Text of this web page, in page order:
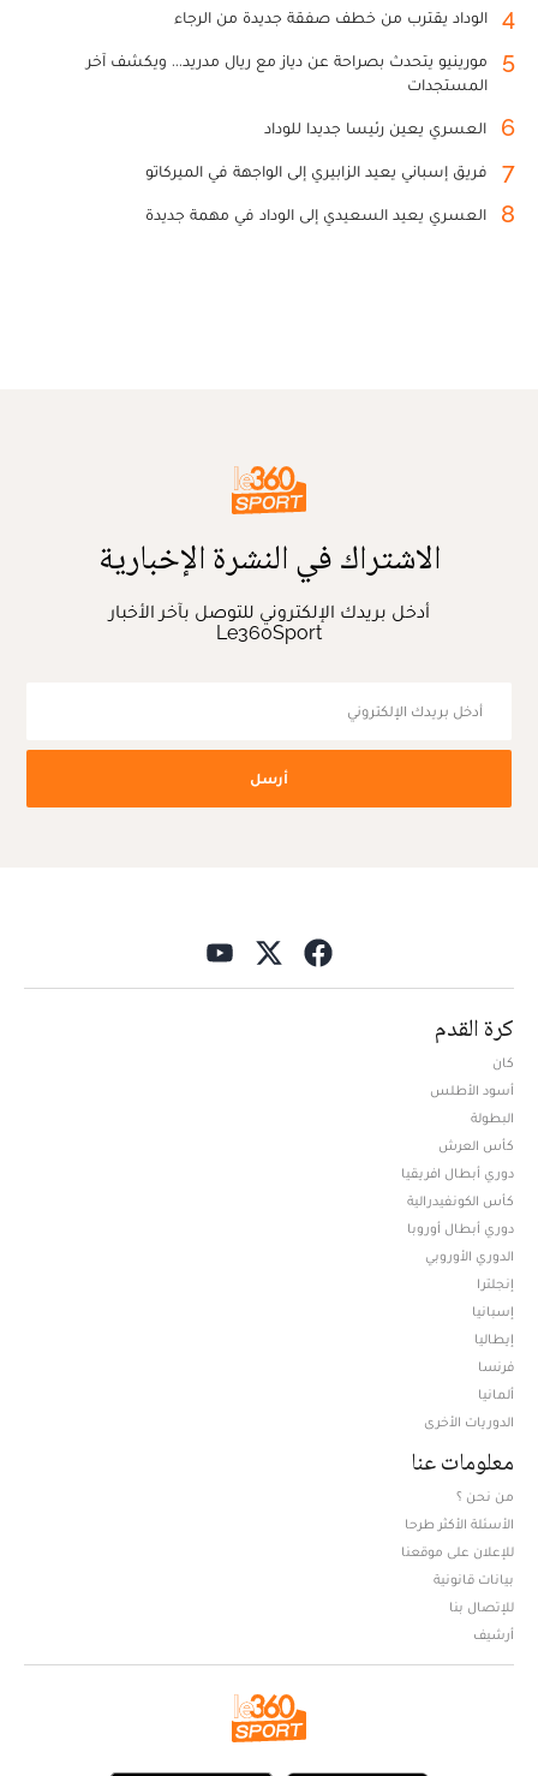
4 الوداد يقترب من خطف صفقة جديدة من الرجاء
5
مورينيو يتحدث بصراحة عن دياز مع ريال مدريد... ويكشف آخر
المستجدات
6 العسري يعين رئيسا جديدا للوداد
7 فريق إسباني يعيد الزابيري إلى الواجهة في الميركاتو
8 العسري يعيد السعيدي إلى الوداد في مهمة جديدة
الاشتراك في النشرة الإخبارية
أدخل بريدك الإلكتروني للتوصل بآخر الأخبار
Le360Sport
أرسل
كرة القدم
كان
أسود الأطلس
البطولة
كأس العرش
دوري أبطال افريقيا
كأس الكونفيدرالية
دوري أبطال أوروبا
الدوري الأوروبي
إنجلترا
إسبانيا
إيطاليا
فرنسا
ألمانيا
الدوريات الأخرى
معلومات عنا
من نحن ؟
الأسئلة الأكثر طرحا
للإعلان على موقعنا
بيانات قانونية
للإتصال بنا
أرشيف